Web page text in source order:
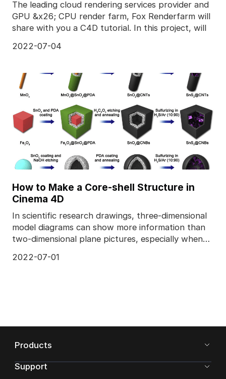
The leading cloud rendering services provider and
GPU &x26; CPU render farm, Fox Renderfarm will
share with you a C4D tutorial. In this project, will
2022-07-04
How to Make a Core-shell Structure in
Cinema 4D
In scientific research drawings, three-dimensional
model diagrams can show more information than
two-dimensional plane pictures, especially when
2022-07-01
Products
Support